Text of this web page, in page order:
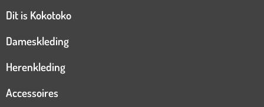
Dit is Kokotoko
Dameskleding
Herenkleding
Accessoires